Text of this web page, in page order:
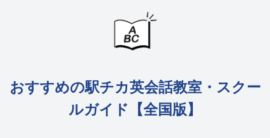
おすすめの駅チカ英会話教室・スクー
ルガイド【全国版】